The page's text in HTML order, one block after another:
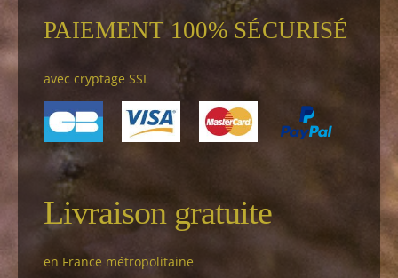
PAIEMENT 100% SÉCURISÉ
avec cryptage SSL
Livraison gratuite
en France métropolitaine